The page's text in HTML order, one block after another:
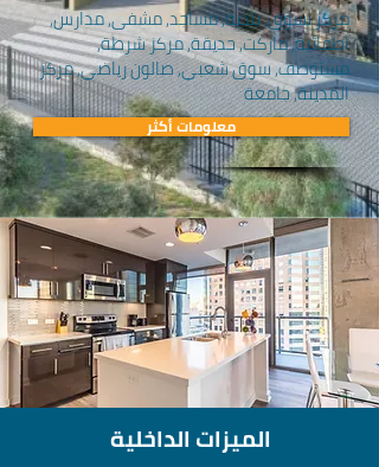
مركز تسوق, بلدية, مساجد, مشفى, مدارس,
اطفائية, ماركت, حديقة, مركز شرطة,
مستوصف, سوق شعبي, صالون رياضي, مركز
المدينة, جامعة
معلومات أكثر
الميزات الداخلية